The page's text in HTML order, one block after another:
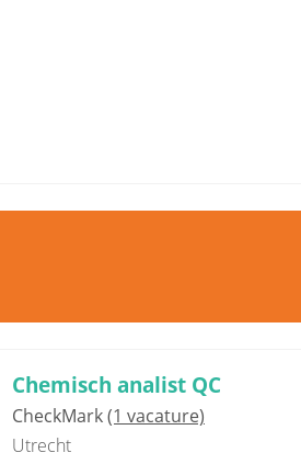
Chemisch analist QC
CheckMark(1 vacature)
Utrecht